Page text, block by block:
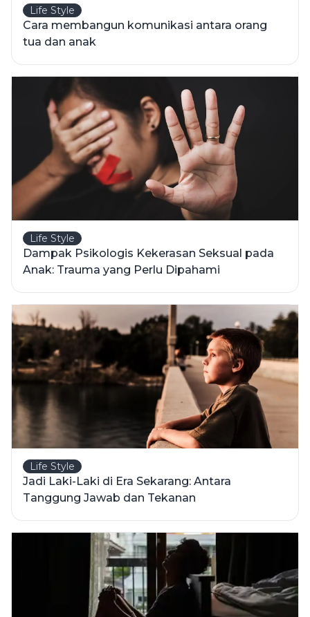
Life Style
Cara membangun komunikasi antara orang
tua dan anak
Life Style
Dampak Psikologis Kekerasan Seksual pada
Anak: Trauma yang Perlu Dipahami
Life Style
Jadi Laki-Laki di Era Sekarang: Antara
Tanggung Jawab dan Tekanan